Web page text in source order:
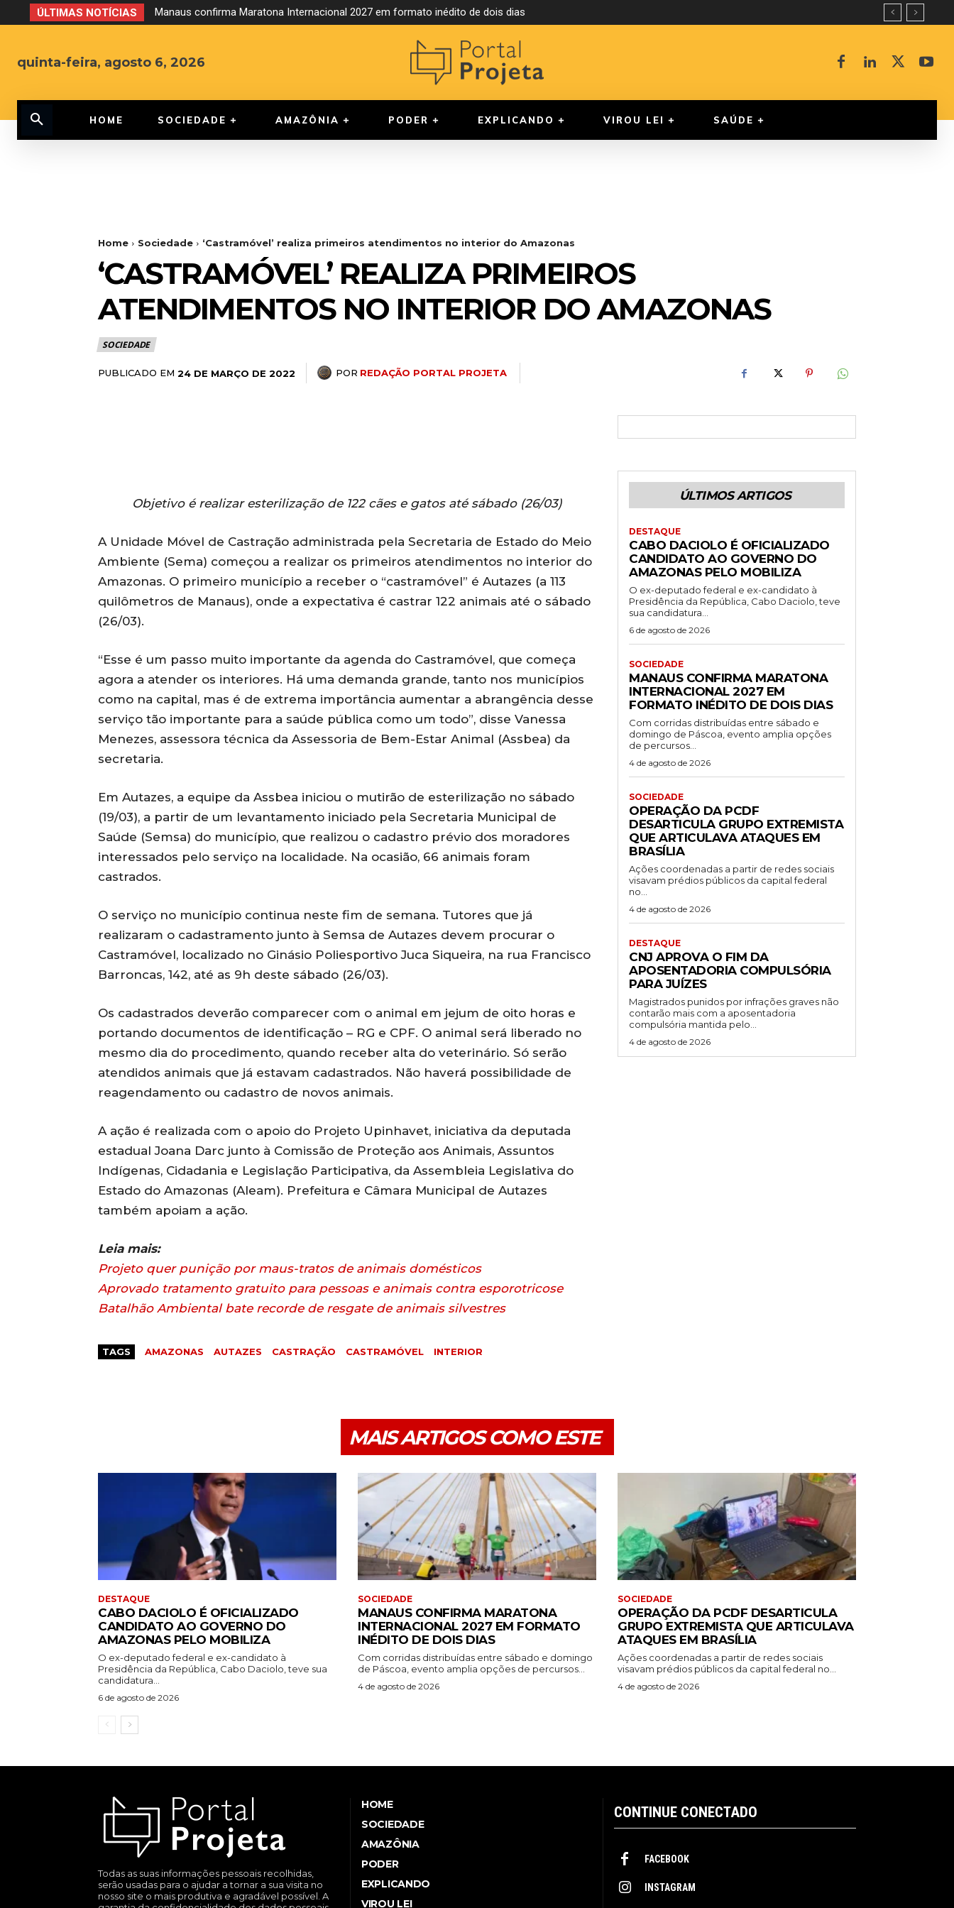
ÚLTIMAS NOTÍCIAS Manaus confirma Maratona Internacional 2027 em formato inédito de dois dias
quinta-feira, agosto 6, 2026
HOME SOCIEDADE AMAZÔNIA PODER EXPLICANDO VIROU LEI SAÚDE
Home Sociedade ‘Castramóvel’ realiza primeiros atendimentos no interior do Amazonas
‘CASTRAMÓVEL’ REALIZA PRIMEIROS
ATENDIMENTOS NO INTERIOR DO AMAZONAS
SOCIEDADE
PUBLICADO EM 24 DE MARÇO DE 2022 POR REDAÇÃO PORTAL PROJETA
Objetivo é realizar esterilização de 122 cães e gatos até sábado (26/03)
A Unidade Móvel de Castração administrada pela Secretaria de Estado do Meio
Ambiente (Sema) começou a realizar os primeiros atendimentos no interior do
Amazonas. O primeiro município a receber o “castramóvel” é Autazes (a 113
quilômetros de Manaus), onde a expectativa é castrar 122 animais até o sábado
(26/03).
“Esse é um passo muito importante da agenda do Castramóvel, que começa
agora a atender os interiores. Há uma demanda grande, tanto nos municípios
como na capital, mas é de extrema importância aumentar a abrangência desse
serviço tão importante para a saúde pública como um todo”, disse Vanessa
Menezes, assessora técnica da Assessoria de Bem-Estar Animal (Assbea) da
secretaria.
Em Autazes, a equipe da Assbea iniciou o mutirão de esterilização no sábado
(19/03), a partir de um levantamento iniciado pela Secretaria Municipal de
Saúde (Semsa) do município, que realizou o cadastro prévio dos moradores
interessados pelo serviço na localidade. Na ocasião, 66 animais foram
castrados.
O serviço no município continua neste fim de semana. Tutores que já
realizaram o cadastramento junto à Semsa de Autazes devem procurar o
Castramóvel, localizado no Ginásio Poliesportivo Juca Siqueira, na rua Francisco
Barroncas, 142, até as 9h deste sábado (26/03).
Os cadastrados deverão comparecer com o animal em jejum de oito horas e
portando documentos de identificação – RG e CPF. O animal será liberado no
mesmo dia do procedimento, quando receber alta do veterinário. Só serão
atendidos animais que já estavam cadastrados. Não haverá possibilidade de
reagendamento ou cadastro de novos animais.
A ação é realizada com o apoio do Projeto Upinhavet, iniciativa da deputada
estadual Joana Darc junto à Comissão de Proteção aos Animais, Assuntos
Indígenas, Cidadania e Legislação Participativa, da Assembleia Legislativa do
Estado do Amazonas (Aleam). Prefeitura e Câmara Municipal de Autazes
também apoiam a ação.
Leia mais:
Projeto quer punição por maus-tratos de animais domésticos
Aprovado tratamento gratuito para pessoas e animais contra esporotricose
Batalhão Ambiental bate recorde de resgate de animais silvestres
TAGS AMAZONAS AUTAZES CASTRAÇÃO CASTRAMÓVEL INTERIOR
ÚLTIMOS ARTIGOS
DESTAQUE
CABO DACIOLO É OFICIALIZADO
CANDIDATO AO GOVERNO DO
AMAZONAS PELO MOBILIZA
O ex-deputado federal e ex-candidato à
Presidência da República, Cabo Daciolo, teve
sua candidatura...
6 de agosto de 2026
SOCIEDADE
MANAUS CONFIRMA MARATONA
INTERNACIONAL 2027 EM
FORMATO INÉDITO DE DOIS DIAS
Com corridas distribuídas entre sábado e
domingo de Páscoa, evento amplia opções
de percursos...
4 de agosto de 2026
SOCIEDADE
OPERAÇÃO DA PCDF
DESARTICULA GRUPO EXTREMISTA
QUE ARTICULAVA ATAQUES EM
BRASÍLIA
Ações coordenadas a partir de redes sociais
visavam prédios públicos da capital federal
no...
4 de agosto de 2026
DESTAQUE
CNJ APROVA O FIM DA
APOSENTADORIA COMPULSÓRIA
PARA JUÍZES
Magistrados punidos por infrações graves não
contarão mais com a aposentadoria
compulsória mantida pelo...
4 de agosto de 2026
MAIS ARTIGOS COMO ESTE
DESTAQUE
CABO DACIOLO É OFICIALIZADO
CANDIDATO AO GOVERNO DO
AMAZONAS PELO MOBILIZA
O ex-deputado federal e ex-candidato à
Presidência da República, Cabo Daciolo, teve sua
candidatura...
6 de agosto de 2026
SOCIEDADE
MANAUS CONFIRMA MARATONA
INTERNACIONAL 2027 EM FORMATO
INÉDITO DE DOIS DIAS
Com corridas distribuídas entre sábado e domingo
de Páscoa, evento amplia opções de percursos...
4 de agosto de 2026
SOCIEDADE
OPERAÇÃO DA PCDF DESARTICULA
GRUPO EXTREMISTA QUE ARTICULAVA
ATAQUES EM BRASÍLIA
Ações coordenadas a partir de redes sociais
visavam prédios públicos da capital federal no...
4 de agosto de 2026
Todas as suas informações pessoais recolhidas,
serão usadas para o ajudar a tornar a sua visita no
nosso site o mais produtiva e agradável possível. A
HOME
SOCIEDADE
AMAZÔNIA
PODER
EXPLICANDO
VIROU LEI
CONTINUE CONECTADO
FACEBOOK
INSTAGRAM